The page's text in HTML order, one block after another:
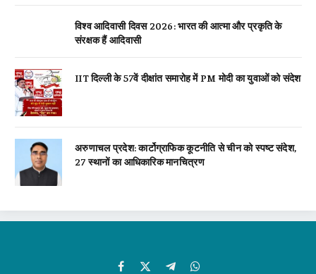
विश्व आदिवासी दिवस 2026: भारत की आत्मा और प्रकृति के
संरक्षक हैं आदिवासी
IIT दिल्ली के 57वें दीक्षांत समारोह में PM मोदी का युवाओं को संदेश
अरुणाचल प्रदेश: कार्टोग्राफिक कूटनीति से चीन को स्पष्ट संदेश,
27 स्थानों का आधिकारिक मानचित्रण